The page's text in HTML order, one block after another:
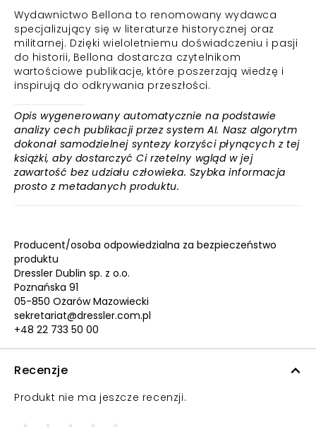
Wydawnictwo Bellona to renomowany wydawca
specjalizujący się w literaturze historycznej oraz
militarnej. Dzięki wieloletniemu doświadczeniu i pasji
do historii, Bellona dostarcza czytelnikom
wartościowe publikacje, które poszerzają wiedzę i
inspirują do odkrywania przeszłości.
Opis wygenerowany automatycznie na podstawie
analizy cech publikacji przez system AI. Nasz algorytm
dokonał samodzielnej syntezy korzyści płynących z tej
książki, aby dostarczyć Ci rzetelny wgląd w jej
zawartość bez udziału człowieka. Szybka informacja
prosto z metadanych produktu.
Producent/osoba odpowiedzialna za bezpieczeństwo
produktu
Dressler Dublin sp. z o.o.
Poznańska 91
05-850 Ożarów Mazowiecki
sekretariat@dressler.com.pl
+48 22 733 50 00
Recenzje
Produkt nie ma jeszcze recenzji.